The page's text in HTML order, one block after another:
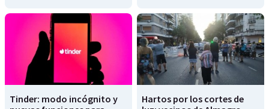
Tinder: modo incógnito y
Hartos por los cortes de